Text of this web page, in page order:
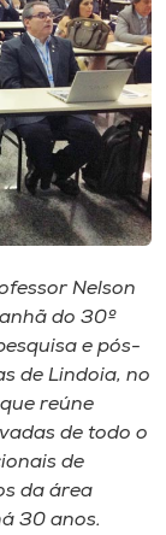
Nelson
do 30º
e pós-
de Lindoia, no
reúne
de todo o
de
da área
30 anos.